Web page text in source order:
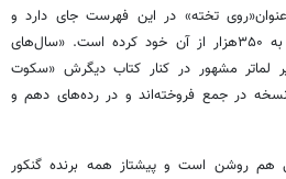
تخته» در این فهرست جای دارد و
جایگاه هفتم را با فروش نزدیک به ۳۵۰هزار از آن خود کرده است. «سال‌های
لماتر مشهور در کنار کتاب دیگرش «سکوت
بیش از ۵۳۰هزار نسخه در جمع فروخته‌اند و در رده‌های دهم و
هم روشن است و پیشتاز همه برنده گنکور